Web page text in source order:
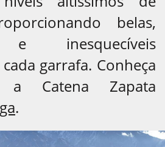
belas,
e inesquecíveis
garrafa. Conheça
a Catena Zapata
.